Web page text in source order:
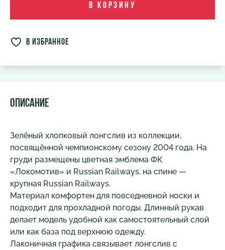
В корзину
в избранное
Описание
Зелёный хлопковый лонгслив из коллекции,
посвящённой чемпионскому сезону 2004 года. На
груди размещены цветная эмблема ФК
«Локомотив» и Russian Railways, на спине —
крупная Russian Railways.
Материал комфортен для повседневной носки и
подходит для прохладной погоды. Длинный рукав
делает модель удобной как самостоятельный слой
или как база под верхнюю одежду.
Лаконичная графика связывает лонгслив с